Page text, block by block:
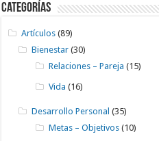
Categorías
Artículos (89)
Bienestar (30)
Relaciones – Pareja (15)
Vida (16)
Desarrollo Personal (35)
Metas – Objetivos (10)